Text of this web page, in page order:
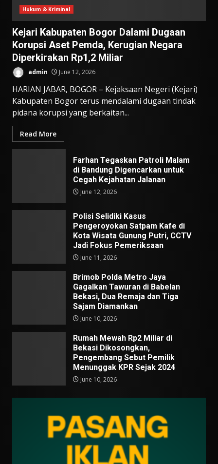
Hukum & Kriminal
Kejari Kabupaten Bogor Dalami Dugaan
Korupsi Aset Pemda, Kerugian Negara
Diperkirakan Rp1,2 Miliar
admin June 12, 2026
HARIAN JABAR, BOGOR – Kejaksaan Negeri (Kejari)
Kabupaten Bogor terus mendalami dugaan tindak
pidana korupsi yang berkaitan...
Read More
Farhan Tegaskan Patroli Malam
di Bandung Digencarkan untuk
Cegah Kejahatan Jalanan
June 12, 2026
Polisi Selidiki Kasus
Pengeroyokan Satpam Kafe di
Kota Wisata Gunung Putri, CCTV
Jadi Fokus Pemeriksaan
June 11, 2026
Brimob Polda Metro Jaya
Gagalkan Tawuran di Babelan
Bekasi, Dua Remaja dan Tiga
Sajam Diamankan
June 10, 2026
Rumah Mewah Rp2 Miliar di
Bekasi Dikosongkan,
Pengembang Sebut Pemilik
Menunggak KPR Sejak 2024
June 10, 2026